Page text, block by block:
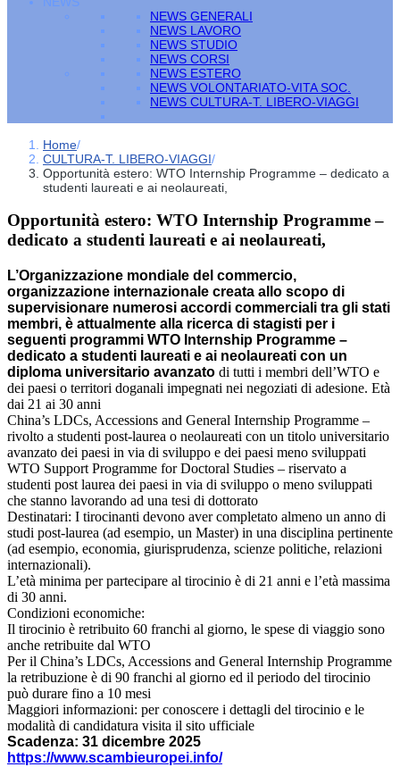
NEWS GENERALI
NEWS LAVORO
NEWS STUDIO
NEWS CORSI
NEWS ESTERO
NEWS VOLONTARIATO-VITA SOC.
NEWS CULTURA-T. LIBERO-VIAGGI
Home/
CULTURA-T. LIBERO-VIAGGI/
Opportunità estero: WTO Internship Programme – dedicato a
studenti laureati e ai neolaureati,
Opportunità estero: WTO Internship Programme –
dedicato a studenti laureati e ai neolaureati,
L’Organizzazione mondiale del commercio,
organizzazione internazionale creata allo scopo di
supervisionare numerosi accordi commerciali tra gli stati
membri, è attualmente alla ricerca di stagisti per i
seguenti programmi WTO Internship Programme –
dedicato a studenti laureati e ai neolaureati con un
diploma universitario avanzato di tutti i membri dell’WTO e
dei paesi o territori doganali impegnati nei negoziati di adesione. Età
dai 21 ai 30 anni
China’s LDCs, Accessions and General Internship Programme –
rivolto a studenti post-laurea o neolaureati con un titolo universitario
avanzato dei paesi in via di sviluppo e dei paesi meno sviluppati
WTO Support Programme for Doctoral Studies – riservato a
studenti post laurea dei paesi in via di sviluppo o meno sviluppati
che stanno lavorando ad una tesi di dottorato
Destinatari: I tirocinanti devono aver completato almeno un anno di
studi post-laurea (ad esempio, un Master) in una disciplina pertinente
(ad esempio, economia, giurisprudenza, scienze politiche, relazioni
internazionali).
L’età minima per partecipare al tirocinio è di 21 anni e l’età massima
di 30 anni.
Condizioni economiche:
Il tirocinio è retribuito 60 franchi al giorno, le spese di viaggio sono
anche retribuite dal WTO
Per il China’s LDCs, Accessions and General Internship Programme
la retribuzione è di 90 franchi al giorno ed il periodo del tirocinio
può durare fino a 10 mesi
Maggiori informazioni: per conoscere i dettagli del tirocinio e le
modalità di candidatura visita il sito ufficiale
Scadenza: 31 dicembre 2025
https://www.scambieuropei.info/